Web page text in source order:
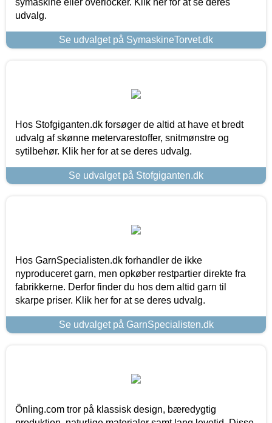
udvalg.
Se udvalget på SymaskineTorvet.dk
Hos Stofgiganten.dk forsøger de altid at have et bredt
udvalg af skønne metervarestoffer, snitmønstre og
sytilbehør. Klik her for at se deres udvalg.
Se udvalget på Stofgiganten.dk
Hos GarnSpecialisten.dk forhandler de ikke
nyproduceret garn, men opkøber restpartier direkte fra
fabrikkerne. Derfor finder du hos dem altid garn til
skarpe priser. Klik her for at se deres udvalg.
Se udvalget på GarnSpecialisten.dk
Önling.com tror på klassisk design, bæredygtig